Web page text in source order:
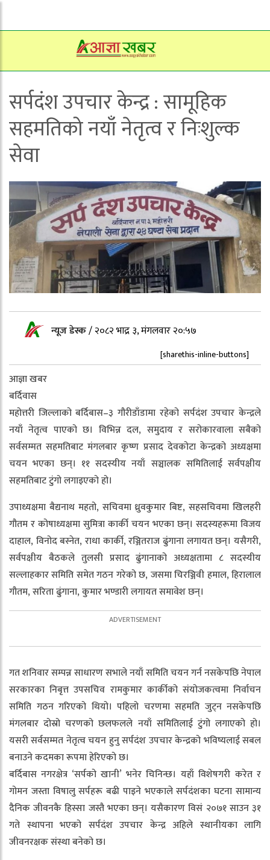
सर्पदंश उपचार केन्द्र : सामूहिक
सहमतिको नयाँ नेतृत्व र निःशुल्क
सेवा
न्यूज डेस्क/२०८२ भाद्र ३, मंगलवार २०:५७
[sharethis-inline-buttons]
आज्ञा खबर
बर्दिवास
महोत्तरी जिल्लाको बर्दिबास–३ गौरीडाँडामा रहेको सर्पदंश उपचार केन्द्रले
नयाँ नेतृत्व पाएको छ। विभिन्न दल, समुदाय र सरोकारवाला सबैको
सर्वसम्मत सहमतिबाट मंगलबार कृष्ण प्रसाद देवकोटा केन्द्रको अध्यक्षमा
चयन भएका छन्। ११ सदस्यीय नयाँ सञ्चालक समितिलाई सर्वपक्षीय
सहमतिबाट टुंगो लगाइएको हो।
उपाध्यक्षमा बैद्यनाथ महतो, सचिवमा ध्रुवकुमार बिष्ट, सहसचिवमा खिलहरी
गौतम र कोषाध्यक्षमा सुमित्रा कार्की चयन भएका छन्। सदस्यहरूमा विजय
दाहाल, विनोद बस्नेत, राधा कार्की, रञ्जितराज ढुंगाना लगायत छन्। यसैगरी,
सर्वपक्षीय बैठकले तुलसी प्रसाद ढुंगानाको अध्यक्षतामा ८ सदस्यीय
सल्लाहकार समिति समेत गठन गरेको छ, जसमा चिरञ्जिवी हमाल, हिरालाल
गौतम, सरिता ढुंगाना, कुमार भण्डारी लगायत समावेश छन्।
गत शनिवार सम्पन्न साधारण सभाले नयाँ समिति चयन गर्न नसकेपछि नेपाल
सरकारका निबृत्त उपसचिव रामकुमार कार्कीको संयोजकत्वमा निर्वाचन
समिति गठन गरिएको थियो। पहिलो चरणमा सहमति जुट्न नसकेपछि
मंगलबार दोस्रो चरणको छलफलले नयाँ समितिलाई टुंगो लगाएको हो।
यसरी सर्वसम्मत नेतृत्व चयन हुनु सर्पदंश उपचार केन्द्रको भविष्यलाई सबल
बनाउने कदमका रूपमा हेरिएको छ।
बर्दिबास नगरक्षेत्र ‘सर्पको खानी’ भनेर चिनिन्छ। यहाँ विशेषगरी करेत र
गोमन जस्ता विषालु सर्पहरू बढी पाइने भएकाले सर्पदंशका घटना सामान्य
दैनिक जीवनकै हिस्सा जस्तै भएका छन्। यसैकारण विसं २०७१ साउन ३१
गते स्थापना भएको सर्पदंश उपचार केन्द्र अहिले स्थानीयका लागि
जीवनरक्षक संस्था बनेको छ।